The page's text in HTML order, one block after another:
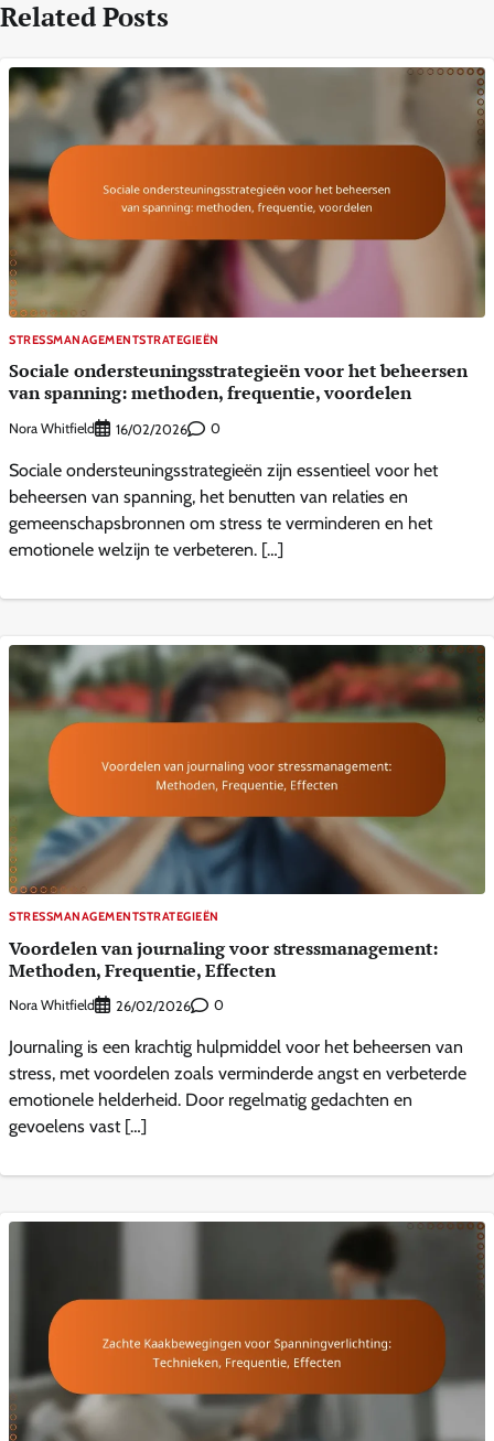
Related Posts
STRESSMANAGEMENTSTRATEGIEËN
Sociale ondersteuningsstrategieën voor het beheersen
van spanning: methoden, frequentie, voordelen
Nora Whitfield 16/02/2026 0
Sociale ondersteuningsstrategieën zijn essentieel voor het
beheersen van spanning, het benutten van relaties en
gemeenschapsbronnen om stress te verminderen en het
emotionele welzijn te verbeteren. […]
STRESSMANAGEMENTSTRATEGIEËN
Voordelen van journaling voor stressmanagement:
Methoden, Frequentie, Effecten
Nora Whitfield 26/02/2026 0
Journaling is een krachtig hulpmiddel voor het beheersen van
stress, met voordelen zoals verminderde angst en verbeterde
emotionele helderheid. Door regelmatig gedachten en
gevoelens vast […]